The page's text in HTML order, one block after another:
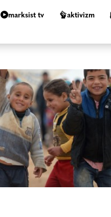
marksist tv aktivizm